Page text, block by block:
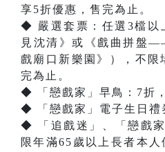
享5折優惠，售完為止。
◆ 嚴選套票：任選3檔以
見沈清》或《戲曲拼盤
戲廟口新樂園》），不限
完為止。
◆ 「戀戲家」早鳥：7折
◆ 「戀戲家」電子生日禮
◆ 「追戲迷」、「戀戲家
限年滿65歲以上長者本